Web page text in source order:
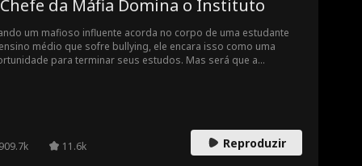
da Máfia Domina o Instituto
um mafioso influente acorda no corpo de uma estudante
médio que sofre bullying, ele encara isso como uma
para terminar seus estudos. Mas será que a
909.7k 11.6k Reproduzir